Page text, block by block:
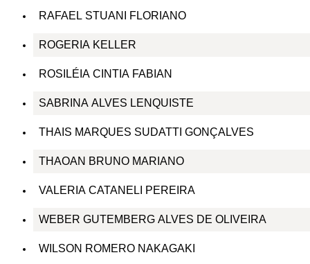
RAFAEL STUANI FLORIANO
ROGERIA KELLER
ROSILÉIA CINTIA FABIAN
SABRINA ALVES LENQUISTE
THAIS MARQUES SUDATTI GONÇALVES
THAOAN BRUNO MARIANO
VALERIA CATANELI PEREIRA
WEBER GUTEMBERG ALVES DE OLIVEIRA
WILSON ROMERO NAKAGAKI